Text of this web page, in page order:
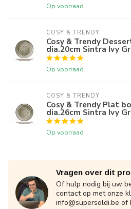
Op voorraad
COSY & TRENDY
Cosy & Trendy
dia.20cm Sintra Ivy
Op voorraad
COSY & TRENDY
Cosy & Trendy Plat
dia.26cm Sintra Ivy
Op voorraad
Vragen over dit
Of hulp nodig bij uw
contact op met onze
info@supersoldi.be of